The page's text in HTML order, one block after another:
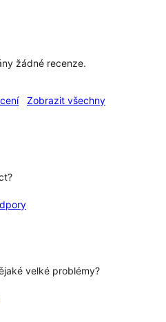
žádné recenze.
Zobrazit všechnyrecenze
velké problémy?